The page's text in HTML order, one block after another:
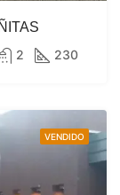
2 230
VENDIDO